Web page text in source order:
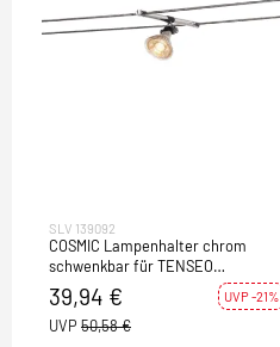
SLV 139092
COSMIC Lampenhalter chrom
schwenkbar für TENSEO
Niedervolt-Seilsystem QR-C51 2
Stück
39,94 € UVP -21%
UVP 50,58 €